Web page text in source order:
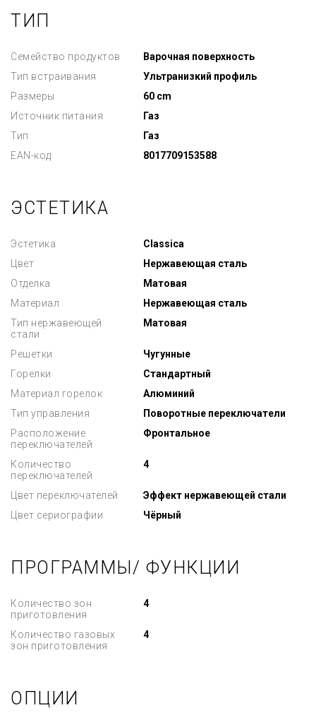
ТИП
Семейство продуктов
Варочная поверхность
Тип встраивания
Ультранизкий профиль
Размеры
60 cm
Источник питания
Газ
Тип
Газ
EAN-код
8017709153588
ЭСТЕТИКА
Эстетика
Classica
Цвет
Нержавеющая сталь
Отделка
Матовая
Материал
Нержавеющая сталь
Тип нержавеющей
стали
Матовая
Решетки
Чугунные
Горелки
Стандартный
Материал горелок
Алюминий
Тип управления
Поворотные переключатели
Расположение
переключателей
Фронтальное
Количество
переключателей
4
Цвет переключателей
Эффект нержавеющей стали
Цвет сериографии
Чёрный
ПРОГРАММЫ/ ФУНКЦИИ
Количество зон
приготовления
4
Количество газовых
зон приготовления
4
ОПЦИИ